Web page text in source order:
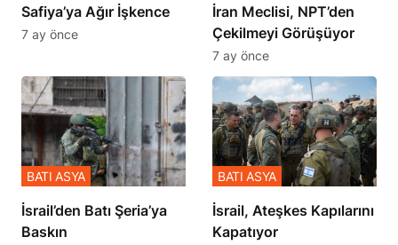
Safiya’ya Ağır İşkence
7 ay önce
İran Meclisi, NPT’den
Çekilmeyi Görüşüyor
7 ay önce
​​​​​​​İsrail’den Batı Şeria’ya
Baskın
BATI ASYA
İsrail, Ateşkes Kapılarını
Kapatıyor
BATI ASYA